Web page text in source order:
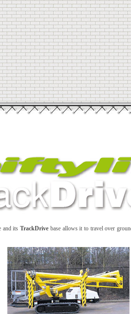
and itsTrackDrive base allows it to travel over